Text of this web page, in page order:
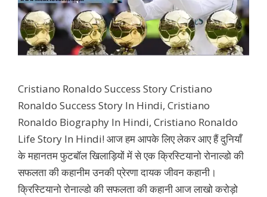
Cristiano Ronaldo Success Story Cristiano
Ronaldo Success Story In Hindi, Cristiano
Ronaldo Biography In Hindi, Cristiano Ronaldo
Life Story In Hindi! आज हम आपके लिए लेकर आए हैं दुनियाँ
के महानतम फुटबॉल खिलाड़ियों में से एक क्रिस्टियानो रोनाल्डो की
सफलता की कहानीम उनकी प्रेरणा दायक जीवन कहानी।
क्रिस्टियानो रोनाल्डो की सफलता की कहानी आज लाखो करोड़ो